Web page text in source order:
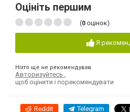
Оцініть першим
(0 оцінок)
Я
Ніхто ще не рекомендував
Авторизуйтесь ,
щоб оцінити і порекомендувати
Reddit Telegram